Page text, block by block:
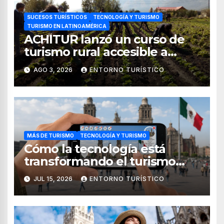
SUCESOS TURÍSTICOS
TECNOLOGÍA Y TURISMO
TURISMO EN LATINOAMÉRICA
ACHITUR lanzó un curso de
turismo rural accesible a
través de WhatsApp
AGO 3, 2026 ENTORNO TURÍSTICO
MÁS DE TURISMO TECNOLOGÍA Y TURISMO
Cómo la tecnología está
transformando el turismo
internacional en México
JUL 15, 2026 ENTORNO TURÍSTICO